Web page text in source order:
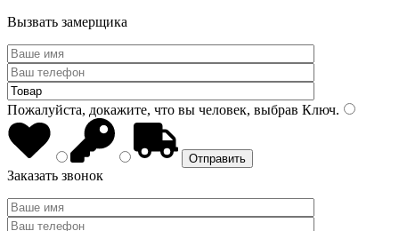
Вызвать замерщика
Пожалуйста, докажите, что вы человек, выбрав Ключ.
Заказать звонок